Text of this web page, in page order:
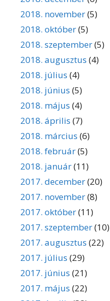
2018. november(5)
2018. október(5)
2018. szeptember(5)
2018. augusztus (4)
2018. július (4)
2018. június (5)
2018. május (4)
2018. április (7)
2018. március (6)
2018. február(5)
2018. január(11)
2017. december(20)
2017. november(8)
2017. október(11)
2017. szeptember(10)
2017. augusztus (22)
2017. július (29)
2017. június (21)
2017. május (22)